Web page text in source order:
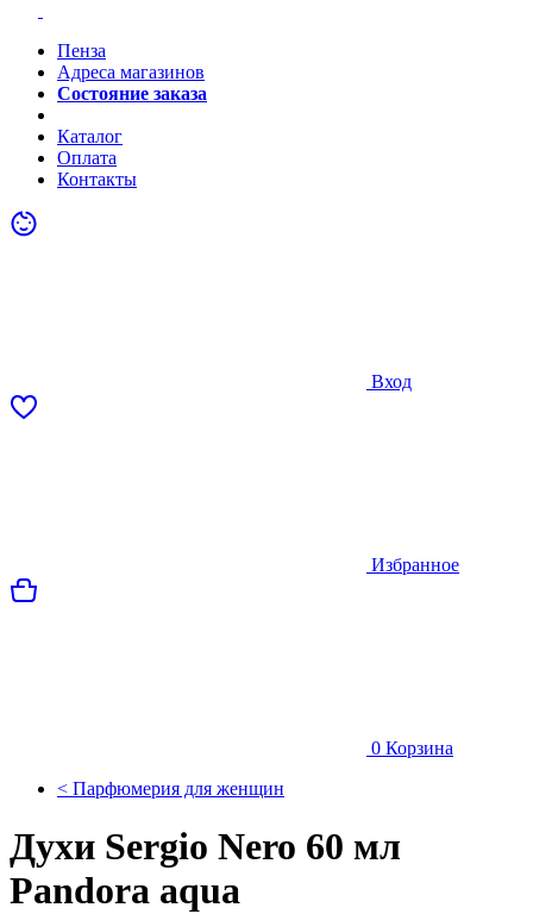
Пенза
Адреса магазинов
Состояние заказа
Каталог
Оплата
Контакты
Вход
Избранное
0 Корзина
< Парфюмерия для женщин
Духи Sergio Nero 60 мл
Pandora aqua